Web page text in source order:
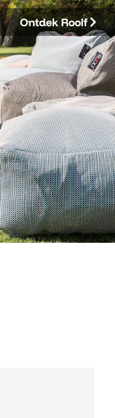
Ontdek Roolf